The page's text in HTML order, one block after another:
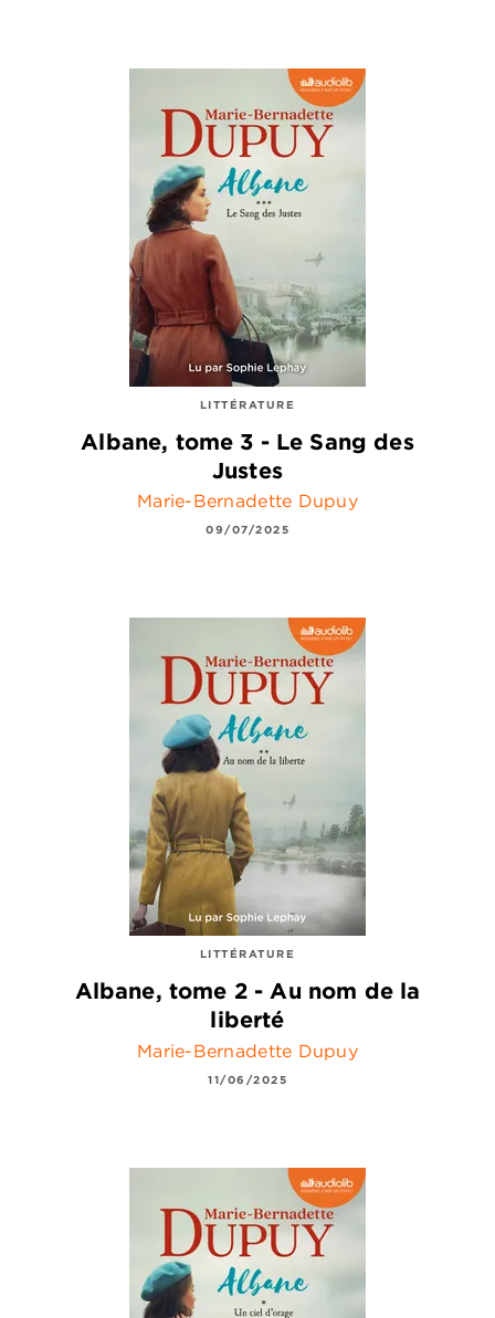
LITTÉRATURE
Albane, tome 3 - Le Sang des
Justes
Marie-Bernadette Dupuy
09/07/2025
LITTÉRATURE
Albane, tome 2 - Au nom de la
liberté
Marie-Bernadette Dupuy
11/06/2025